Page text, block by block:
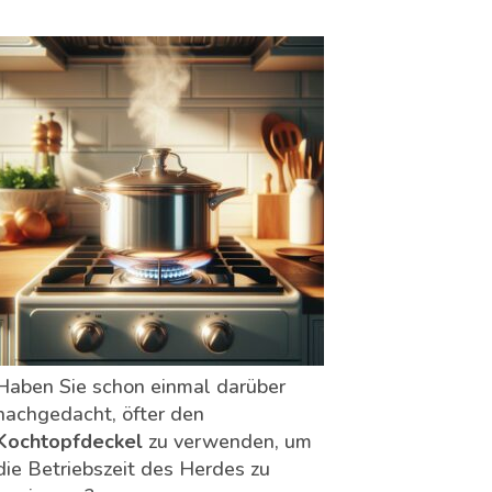
Sie schon einmal darüber
öfter den
zu verwenden, um
Betriebszeit des Herdes zu